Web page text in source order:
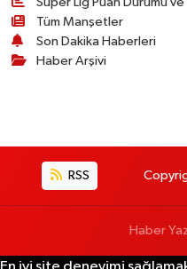
Tüm Manşetler
Son Dakika Haberleri
Haber Arşivi
RSS
Haber